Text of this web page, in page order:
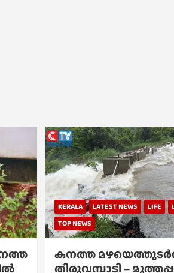
KERALA LATEST NEWS LIFE
TOP NEWS
കനത്ത
തിരുവമ്പാടി –